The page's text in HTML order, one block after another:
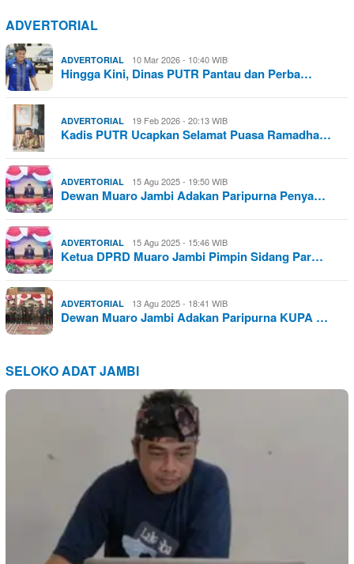
ADVERTORIAL
ADVERTORIAL 10 Mar 2026 - 10:40 WIB
Hingga Kini, Dinas PUTR Pantau dan Perba…
ADVERTORIAL 19 Feb 2026 - 20:13 WIB
Kadis PUTR Ucapkan Selamat Puasa Ramadha…
ADVERTORIAL 15 Agu 2025 - 19:50 WIB
Dewan Muaro Jambi Adakan Paripurna Penya…
ADVERTORIAL 15 Agu 2025 - 15:46 WIB
Ketua DPRD Muaro Jambi Pimpin Sidang Par…
ADVERTORIAL 13 Agu 2025 - 18:41 WIB
Dewan Muaro Jambi Adakan Paripurna KUPA …
SELOKO ADAT JAMBI